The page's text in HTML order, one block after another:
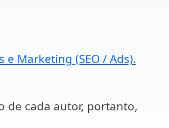
Marketing (SEO / Ads).
de cada autor, portanto,